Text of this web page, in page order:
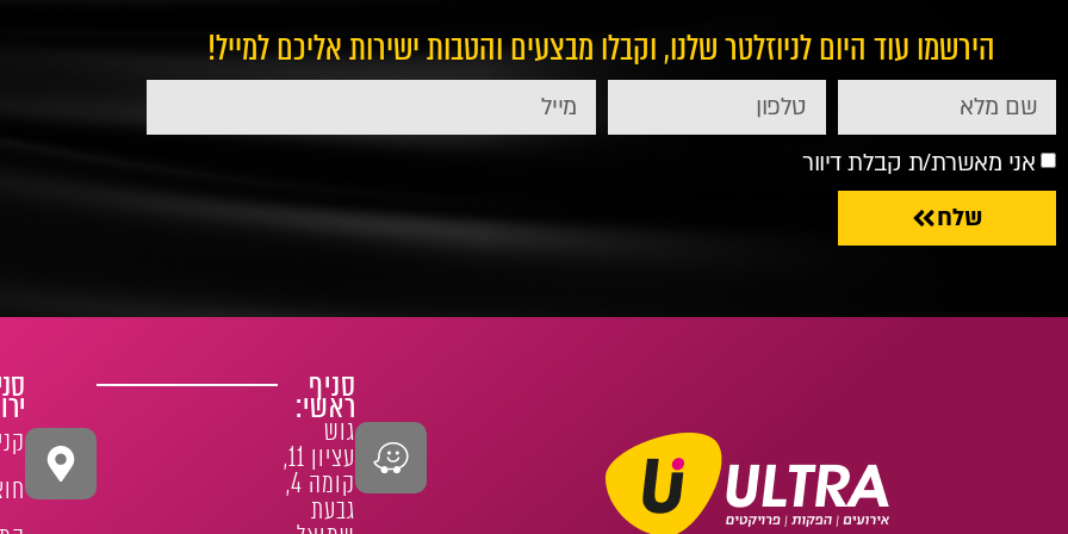
הירשמו עוד היום לניוזלטר שלנו, וקבלו מבצעים והטבות ישירות אליכם למייל!
אני מאשרת/ת קבלת דיוור
שלח
סניף
ראשי:
גוש
עציון 11,
קומה 4,
גבעת